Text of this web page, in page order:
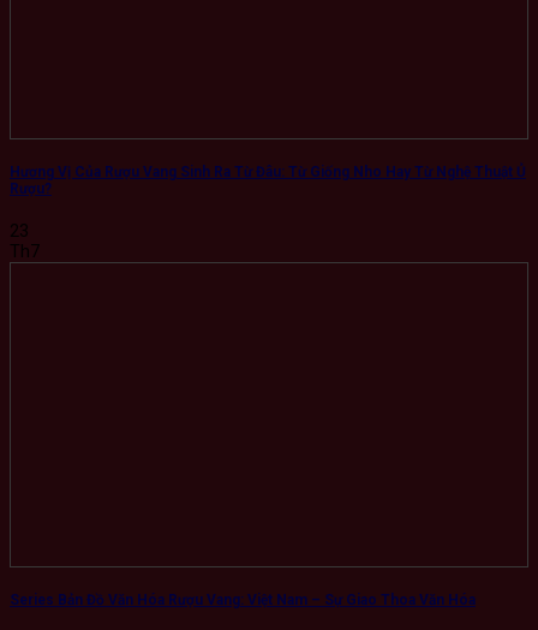
Hương Vị Của Rượu Vang Sinh Ra Từ Đâu: Từ Giống Nho Hay Từ Nghệ Thuật Ủ
Rượu?
23
Th7
Series Bản Đồ Văn Hóa Rượu Vang: Việt Nam – Sự Giao Thoa Văn Hóa